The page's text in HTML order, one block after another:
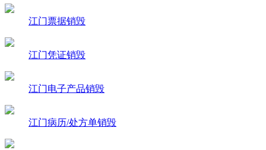
江门票据销毁
江门凭证销毁
江门电子产品销毁
江门病历/处方单销毁